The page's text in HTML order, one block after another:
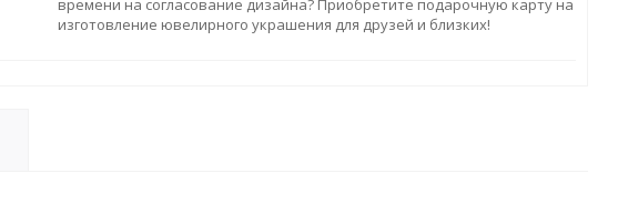
времени на согласование дизайна? Приобретите подарочную карту на
изготовление ювелирного украшения для друзей и близких!